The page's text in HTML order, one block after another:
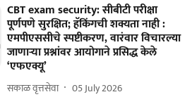
CBT exam security: सीबीटी परीक्षा
पूर्णपणे सुरक्षित; हॅकिंगची शक्यता नाही :
एमपीएससीचे स्पष्टीकरण, वारंवार विचारल्या
जाणाऱ्या प्रश्नांवर आयोगाने प्रसिद्ध केले
‘एफएक्यू’
सकाळ वृत्तसेवा 05 July 2026